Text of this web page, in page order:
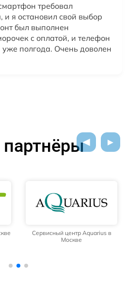
требовал
и я остановил свой выбор
был выполнен
с оплатой, и телефон
полгода. Очень доволен
Сервисный центр Aquarius в
Москве